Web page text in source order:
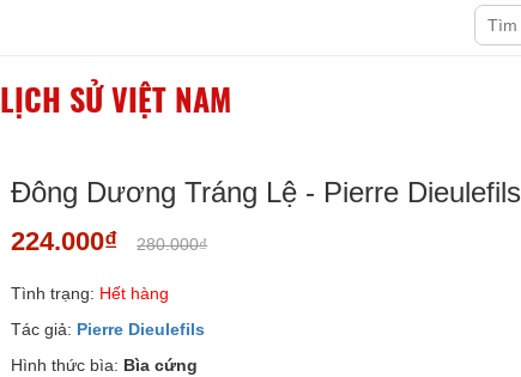
LỊCH SỬ VIỆT NAM
Đông Dương Tráng Lệ - Pierre Dieulefils
224.000₫ 280.000₫
Tình trạng: Hết hàng
Tác giả: Pierre Dieulefils
Hình thức bìa: Bìa cứng